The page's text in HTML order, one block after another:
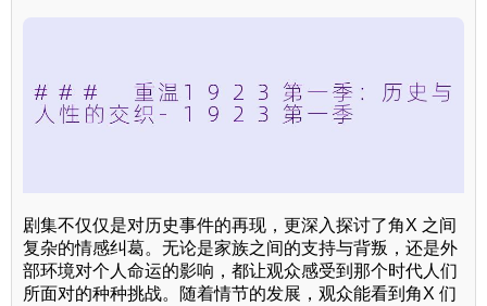
剧集不仅仅是对历史事件的再现，更深入探讨了角X 之间
复杂的情感纠葛。无论是家族之间的支持与背叛，还是外
部环境对个人命运的影响，都让观众感受到那个时代人们
所面对的种种挑战。随着情节的发展，观众能看到角X 们